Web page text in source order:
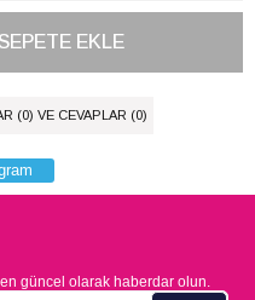
(0) VE CEVAPLAR (0)
güncel olarak haberdar olun.